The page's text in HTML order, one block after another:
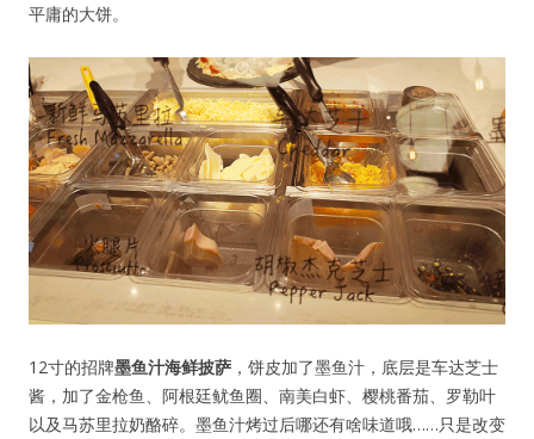
平庸的大饼。
12寸的招牌墨鱼汁海鲜披萨 ，饼皮加了墨鱼汁，底层是车达芝士
酱，加了金枪鱼、阿根廷鱿鱼圈、南美白虾、樱桃番茄、罗勒叶
以及马苏里拉奶酪碎。墨鱼汁烤过后哪还有啥味道哦……只是改变